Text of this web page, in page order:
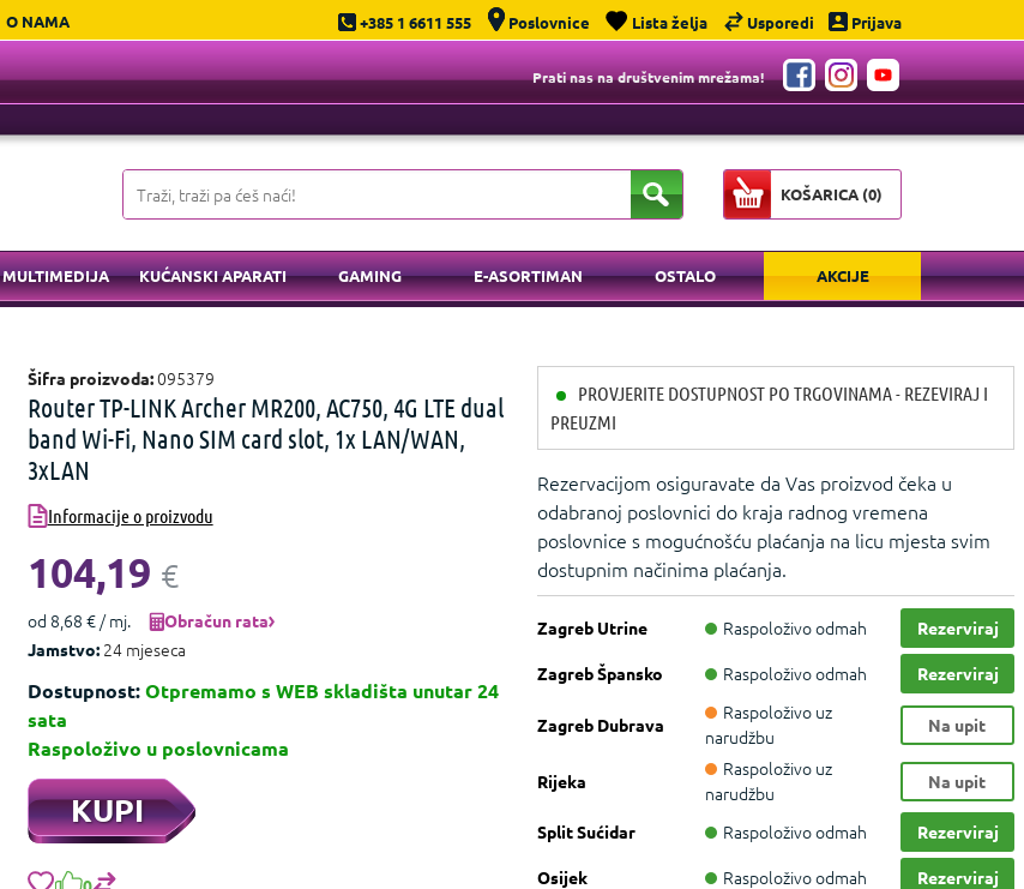
O NAMA +385 1 6611 555 Poslovnice Lista želja Usporedi Prijava
Prati nas na društvenim mrežama!
KOŠARICA (0)
MULTIMEDIJA KUĆANSKI APARATI GAMING E-ASORTIMAN OSTALO AKCIJE
Šifra proizvoda:095379
Router TP-LINK Archer MR200, AC750, 4G LTE dual
band Wi-Fi, Nano SIM card slot, 1x LAN/WAN,
3xLAN
Informacije o proizvodu
104,19 €
od 8,68 € / mj.
Obračun rata
Jamstvo:24 mjeseca
Dostupnost:Otpremamo s WEB skladišta unutar 24
sata
Raspoloživo u poslovnicama
KUPI
PROVJERITE DOSTUPNOST PO TRGOVINAMA - REZEVIRAJ I
PREUZMI
Rezervacijom osiguravate da Vas proizvod čeka u
odabranoj poslovnici do kraja radnog vremena
poslovnice s mogućnošću plaćanja na licu mjesta svim
dostupnim načinima plaćanja.
Zagreb Utrine Raspoloživo odmah Rezerviraj
Zagreb Špansko Raspoloživo odmah Rezerviraj
Zagreb Dubrava
Raspoloživo uz
narudžbu
Na upit
Rijeka
Raspoloživo uz
narudžbu
Na upit
Split Sućidar Raspoloživo odmah Rezerviraj
Osijek Raspoloživo odmah Rezerviraj